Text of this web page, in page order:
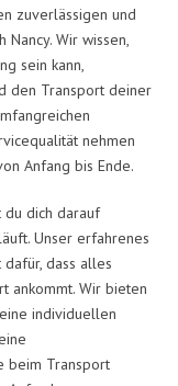
zuverlässigen und
Nancy. Wir wissen,
sein kann,
den Transport deiner
nehmen
Anfang bis Ende.
du dich darauf
Unser erfahrenes
dass alles
ankommt. Wir bieten
individuellen
beim Transport